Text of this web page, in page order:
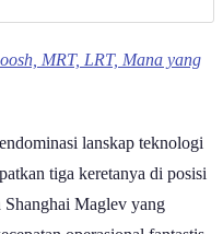
MRT, LRT, Mana yang
lanskap teknologi
tiga keretanya di posisi
Maglev yang